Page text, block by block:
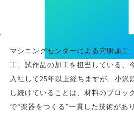
マシニングセンターによる穴明加工
工、試作品の加工を担当している、
入社して25年以上経ちますが、小沢
し続けていることは、材料のブロッ
で“楽器をつくる”一貫した技術があ